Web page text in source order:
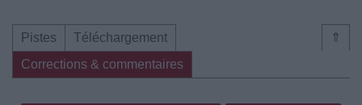
⇑
Pistes
Téléchargement
Corrections & commentaires